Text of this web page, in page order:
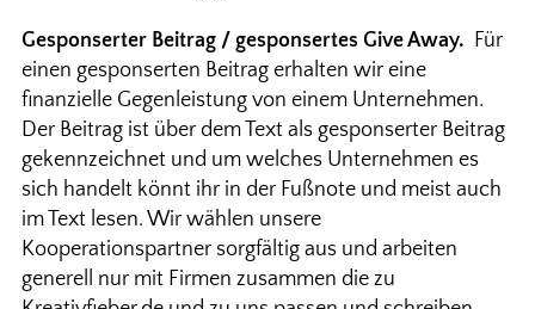
Gesponserter Beitrag / gesponsertes Give Away. Für
einen gesponserten Beitrag erhalten wir eine
finanzielle Gegenleistung von einem Unternehmen.
Der Beitrag ist über dem Text als gesponserter Beitrag
gekennzeichnet und um welches Unternehmen es
sich handelt könnt ihr in der Fußnote und meist auch
im Text lesen. Wir wählen unsere
Kooperationspartner sorgfältig aus und arbeiten
generell nur mit Firmen zusammen die zu